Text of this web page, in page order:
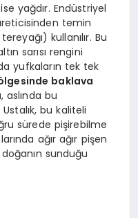
yağdır. Endüstriyel
temin
kullanılır. Bu
sarısı rengini
yufkaların tek tek
baklava
aslında bu
bu kaliteli
sürede pişirebilme
ağır ağır pişen
sunduğu